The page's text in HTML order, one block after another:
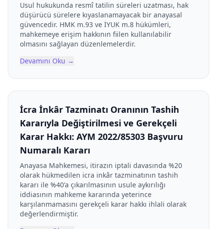
Usul hukukunda resmî tatilin süreleri uzatması, hak
düşürücü sürelere kıyaslanamayacak bir anayasal
güvencedir. HMK m.93 ve İYUK m.8 hükümleri,
mahkemeye erişim hakkının fiilen kullanılabilir
olmasını sağlayan düzenlemelerdir.
Devamını Oku →
İcra İnkâr Tazminatı Oranının Tashih
Kararıyla Değiştirilmesi ve Gerekçeli
Karar Hakkı: AYM 2022/85303 Başvuru
Numaralı Kararı
Anayasa Mahkemesi, itirazın iptali davasında %20
olarak hükmedilen icra inkâr tazminatının tashih
kararı ile %40'a çıkarılmasının usule aykırılığı
iddiasının mahkeme kararında yeterince
karşılanmamasını gerekçeli karar hakkı ihlali olarak
değerlendirmiştir.